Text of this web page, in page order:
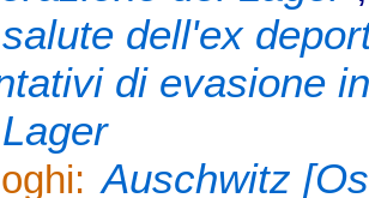
dell'ex
di evasione
Auschwitz